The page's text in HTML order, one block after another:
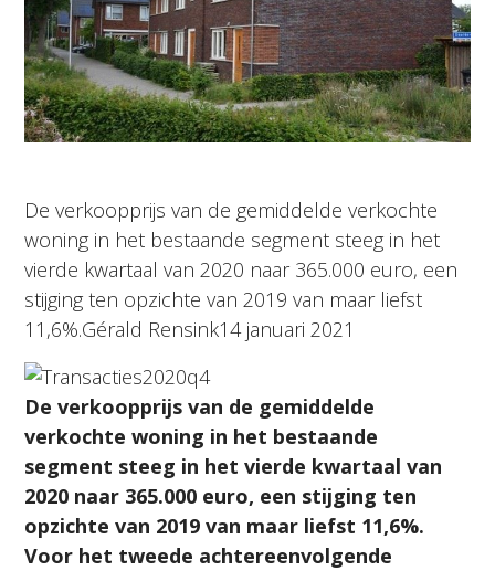
De verkoopprijs van de gemiddelde verkochte
woning in het bestaande segment steeg in het
vierde kwartaal van 2020 naar 365.000 euro, een
stijging ten opzichte van 2019 van maar liefst
11,6%.Gérald Rensink14 januari 2021
De verkoopprijs van de gemiddelde
verkochte woning in het bestaande
segment steeg in het vierde kwartaal van
2020 naar 365.000 euro, een stijging ten
opzichte van 2019 van maar liefst 11,6%.
Voor het tweede achtereenvolgende